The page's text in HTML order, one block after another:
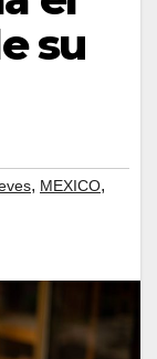
su
, MEXICO,